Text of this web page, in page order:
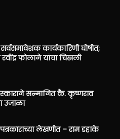
कार्यकारिणी घोषीत;
फोलाने यांचा चिखली
सन्मानित कै. कृष्णराव
उजाळा
लेखणीत – राम डहाके